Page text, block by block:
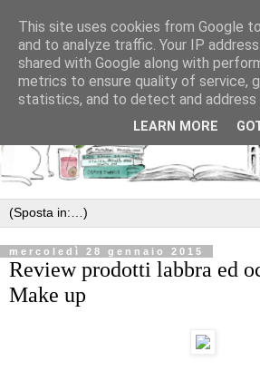
mercoledì 28 gennaio 2015
Review prodotti labbra ed
Make up
This site uses cookies from Google
and to analyze traffic. Your IP
shared with Google along with
metrics to ensure quality of service,
statistics, and to detect and address
LEARN MORE